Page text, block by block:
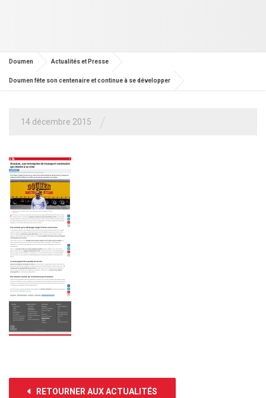
Doumen Actualités et Presse
Doumen fête son centenaire et continue à se développer
14 décembre 2015
RETOURNER AUX ACTUALITÉS